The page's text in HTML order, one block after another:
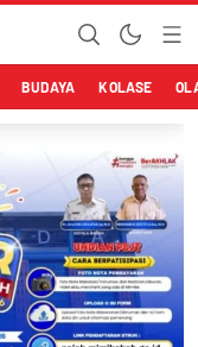
BUDAYA KOLASE